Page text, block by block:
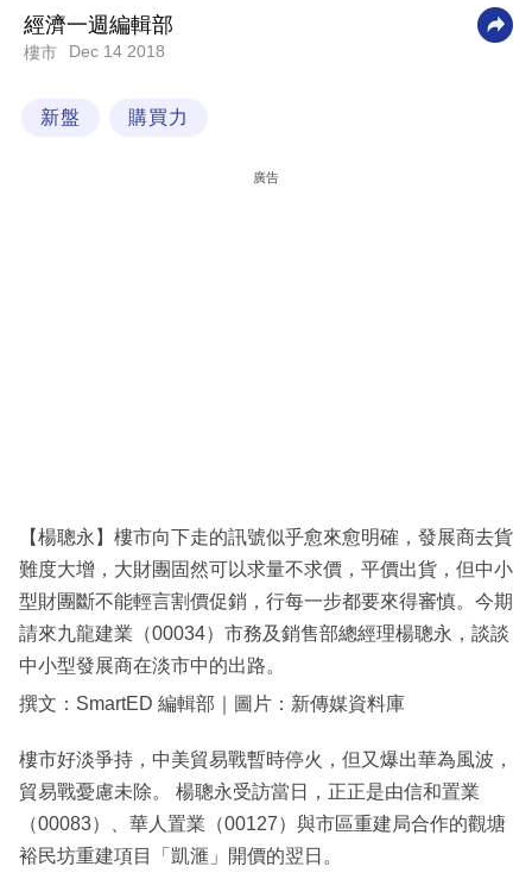
業
科
區
經濟一週編輯部
樓市 Dec 14 2018
新盤 購買力
廣告
【楊聰永】樓市向下走的訊號似乎愈來愈明確，發展商去貨
難度大增，大財團固然可以求量不求價，平價出貨，但中小
型財團斷不能輕言割價促銷，行每一步都要來得審慎。今期
請來九龍建業（00034）市務及銷售部總經理楊聰永，談談
中小型發展商在淡市中的出路。
撰文：SmartED 編輯部｜圖片：新傳媒資料庫
樓市好淡爭持，中美貿易戰暫時停火，但又爆出華為風波，
貿易戰憂慮未除。 楊聰永受訪當日，正正是由信和置業
（00083）、華人置業（00127）與市區重建局合作的觀塘
裕民坊重建項目「凱滙」開價的翌日。